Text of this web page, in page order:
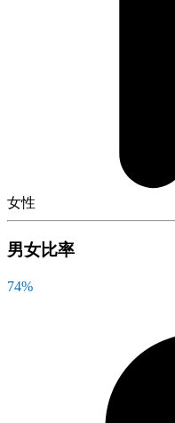
女性
男女比率
74%